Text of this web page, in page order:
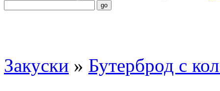
Закуски » Бутерброд с